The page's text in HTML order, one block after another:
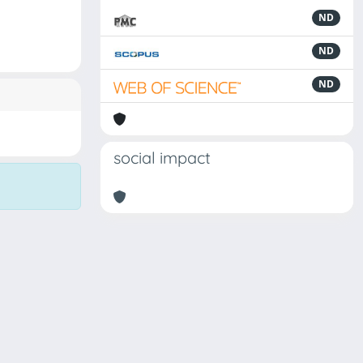
ND
ND
ND
social impact